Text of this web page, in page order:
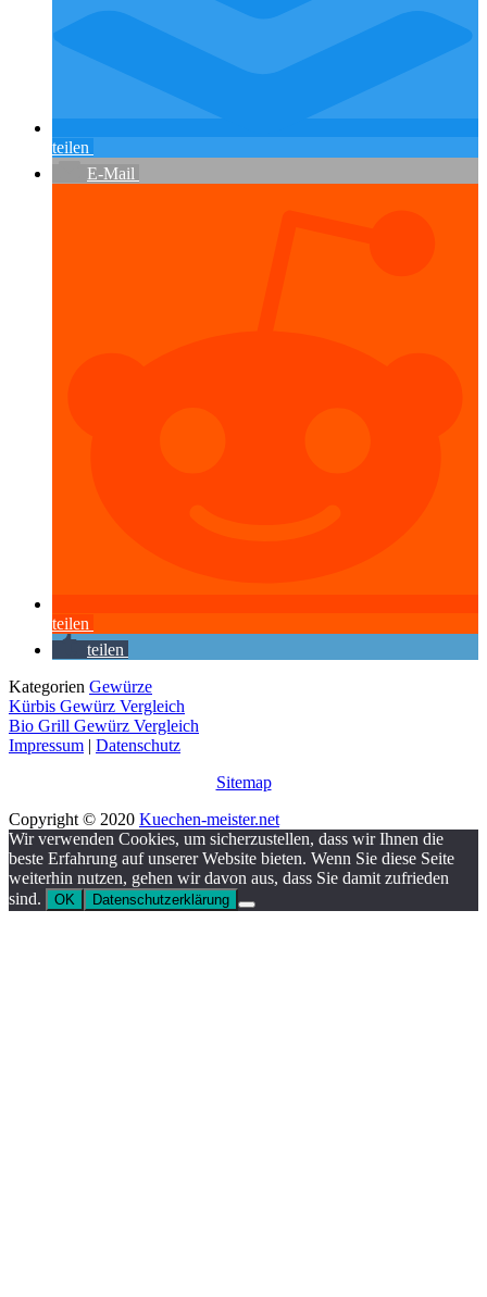
teilen
E-Mail
teilen
teilen
Kategorien Gewürze
Kürbis Gewürz Vergleich
Bio Grill Gewürz Vergleich
Impressum | Datenschutz
Sitemap
Copyright © 2020 Kuechen-meister.net
Wir verwenden Cookies, um sicherzustellen, dass wir Ihnen die
beste Erfahrung auf unserer Website bieten. Wenn Sie diese Seite
weiterhin nutzen, gehen wir davon aus, dass Sie damit zufrieden
sind.
OK Datenschutzerklärung